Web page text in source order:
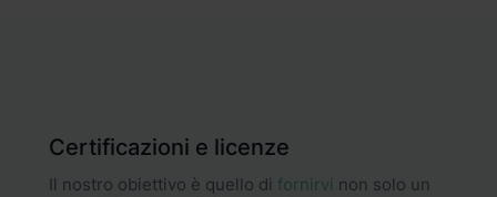
Certificazioni e licenze
Il nostro obiettivo è quello di fornirvi non solo un